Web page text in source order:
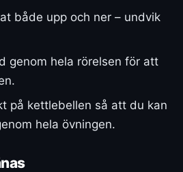
både upp och ner – undvik
genom hela rörelsen för att
på kettlebellen så att du kan
hela övningen.